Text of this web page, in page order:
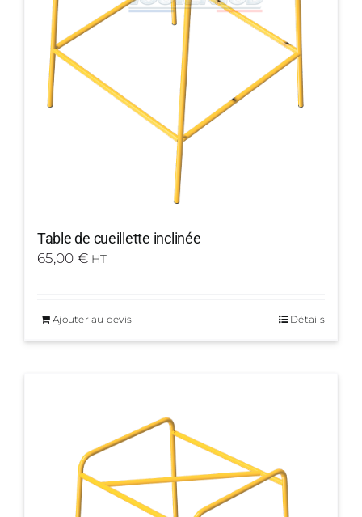
Table de cueillette inclinée
65,00 € HT
Ajouter au devis Détails